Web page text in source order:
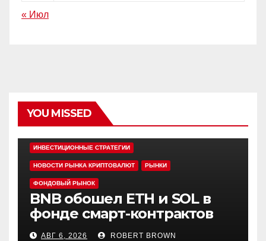
« Июл
YOU MISSED
ИНВЕСТИЦИОННЫЕ СТРАТЕГИИ
НОВОСТИ РЫНКА КРИПТОВАЛЮТ РЫНКИ
ФОНДОВЫЙ РЫНОК
BNB обошел ETH и SOL в
фонде смарт-контрактов
Grayscale
АВГ 6, 2026 ROBERT BROWN